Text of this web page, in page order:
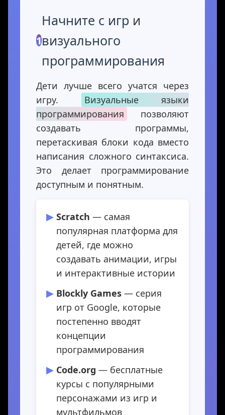
1
Начните с игр и
визуального
программирования
Дети лучше всего учатся через
игру.
Визуальные языки
программирования
позволяют
создавать программы,
перетаскивая блоки кода вместо
написания сложного синтаксиса.
Это делает программирование
доступным и понятным.
Scratch — самая
популярная платформа для
детей, где можно
создавать анимации, игры
и интерактивные истории
Blockly Games — серия
игр от Google, которые
постепенно вводят
концепции
программирования
Code.org — бесплатные
курсы с популярными
персонажами из игр и
мультфильмов